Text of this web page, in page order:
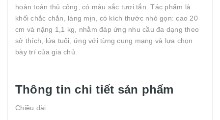
hoàn toàn thủ công, có màu sắc tươi tắn. Tác phẩm là
khối chắc chắn, láng mịn, có kích thước nhỏ gọn: cao 20
cm và nặng 1,1 kg, nhằm đáp ứng nhu cầu đa dạng theo
sở thích, lứa tuổi, ứng với từng cung mạng và lựa chọn
bày trí của gia chủ.
Thông tin chi tiết sản phẩm
Chiều dài